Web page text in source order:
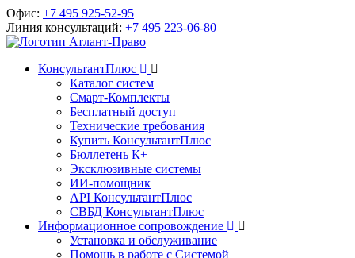
Офис: +7 495 925-52-95
Линия консультаций: +7 495 223-06-80
КонсультантПлюс
Каталог систем
Смарт-Комплекты
Бесплатный доступ
Технические требования
Купить КонсультантПлюс
Бюллетень К+
Эксклюзивные системы
ИИ-помощник
API КонсультантПлюс
СВБД КонсультантПлюс
Информационное сопровождение
Установка и обслуживание
Помощь в работе с Системой